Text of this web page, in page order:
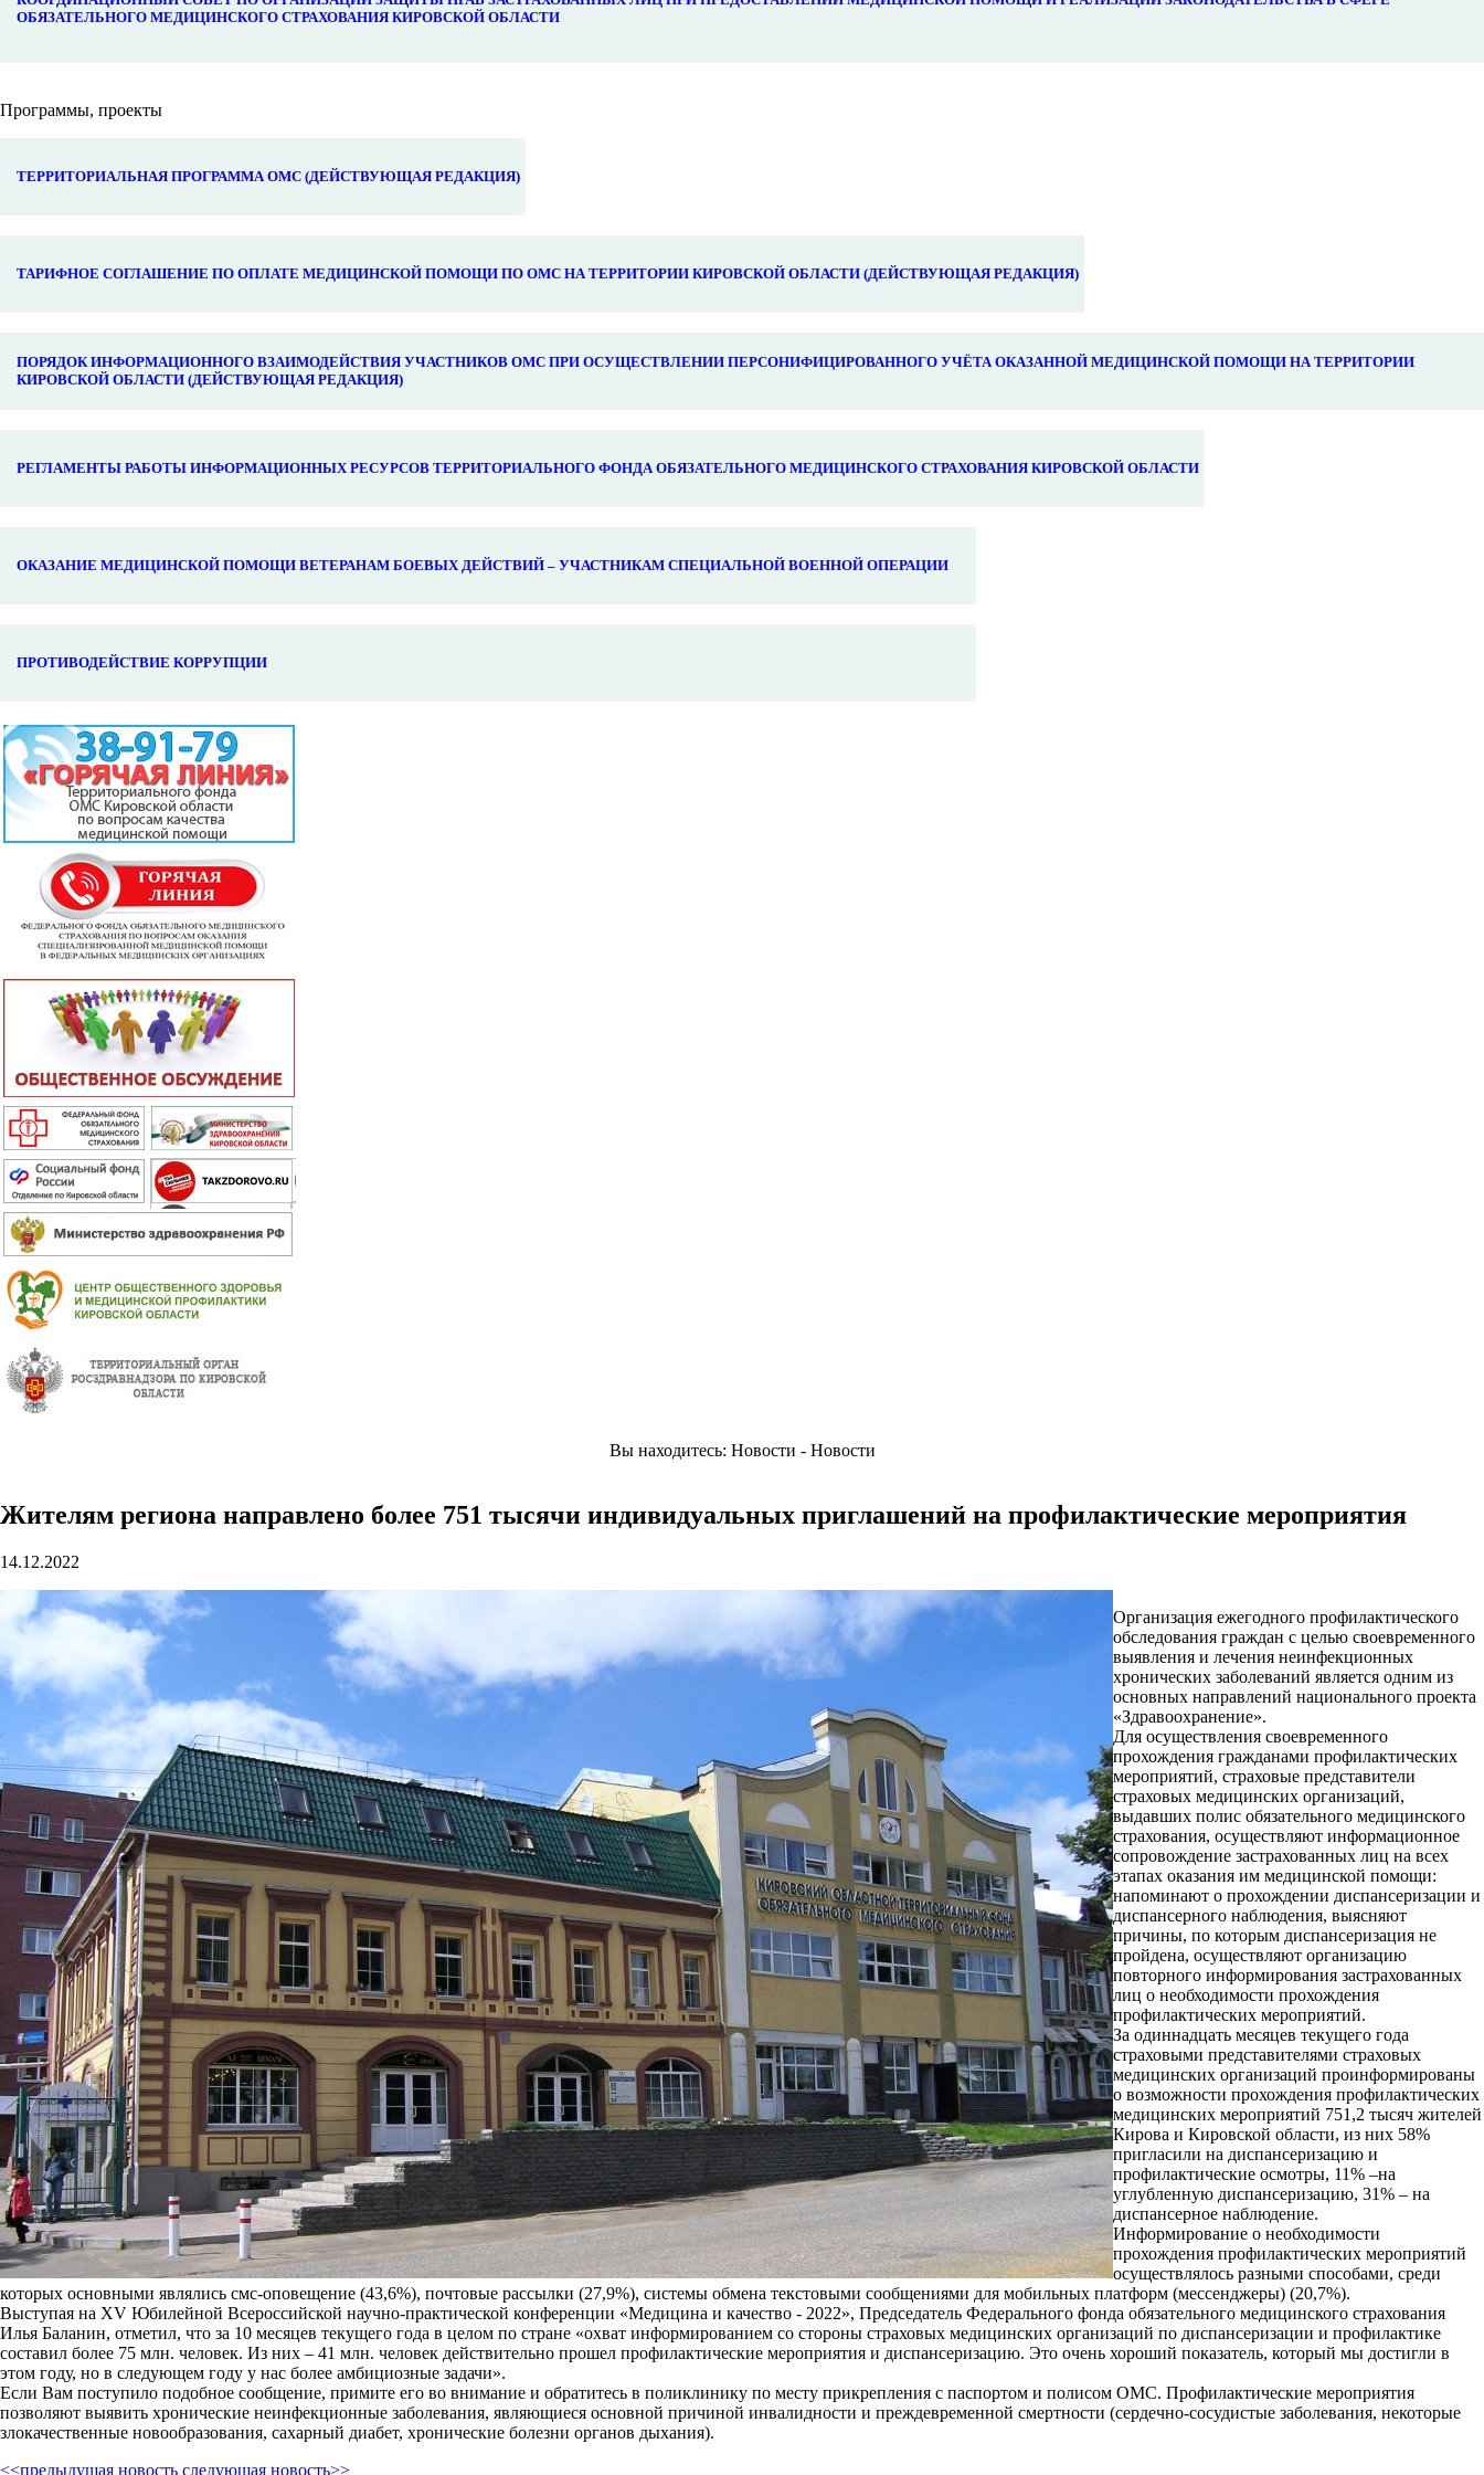
ОБЯЗАТЕЛЬНОГО МЕДИЦИНСКОГО СТРАХОВАНИЯ КИРОВСКОЙ ОБЛАСТИ
Программы, проекты
ТЕРРИТОРИАЛЬНАЯ ПРОГРАММА ОМС (ДЕЙСТВУЮЩАЯ РЕДАКЦИЯ)
ТАРИФНОЕ СОГЛАШЕНИЕ ПО ОПЛАТЕ МЕДИЦИНСКОЙ ПОМОЩИ ПО ОМС НА ТЕРРИТОРИИ КИРОВСКОЙ ОБЛАСТИ (ДЕЙСТВУЮЩАЯ РЕДАКЦИЯ)
ПОРЯДОК ИНФОРМАЦИОННОГО ВЗАИМОДЕЙСТВИЯ УЧАСТНИКОВ ОМС ПРИ ОСУЩЕСТВЛЕНИИ ПЕРСОНИФИЦИРОВАННОГО УЧЁТА ОКАЗАННОЙ МЕДИЦИНСКОЙ ПОМОЩИ НА ТЕРРИТОРИИ
КИРОВСКОЙ ОБЛАСТИ (ДЕЙСТВУЮЩАЯ РЕДАКЦИЯ)
РЕГЛАМЕНТЫ РАБОТЫ ИНФОРМАЦИОННЫХ РЕСУРСОВ ТЕРРИТОРИАЛЬНОГО ФОНДА ОБЯЗАТЕЛЬНОГО МЕДИЦИНСКОГО СТРАХОВАНИЯ КИРОВСКОЙ ОБЛАСТИ
ОКАЗАНИЕ МЕДИЦИНСКОЙ ПОМОЩИ ВЕТЕРАНАМ БОЕВЫХ ДЕЙСТВИЙ – УЧАСТНИКАМ СПЕЦИАЛЬНОЙ ВОЕННОЙ ОПЕРАЦИИ
ПРОТИВОДЕЙСТВИЕ КОРРУПЦИИ
Вы находитесь: Новости - Новости
Жителям региона направлено более 751 тысячи индивидуальных приглашений на профилактические мероприятия
14.12.2022
Организация ежегодного профилактического
обследования граждан с целью своевременного
выявления и лечения неинфекционных
хронических заболеваний является одним из
основных направлений национального проекта
«Здравоохранение».
Для осуществления своевременного
прохождения гражданами профилактических
мероприятий, страховые представители
страховых медицинских организаций,
выдавших полис обязательного медицинского
страхования, осуществляют информационное
сопровождение застрахованных лиц на всех
этапах оказания им медицинской помощи:
напоминают о прохождении диспансеризации и
диспансерного наблюдения, выясняют
причины, по которым диспансеризация не
пройдена, осуществляют организацию
повторного информирования застрахованных
лиц о необходимости прохождения
профилактических мероприятий.
За одиннадцать месяцев текущего года
страховыми представителями страховых
медицинских организаций проинформированы
о возможности прохождения профилактических
медицинских мероприятий 751,2 тысяч жителей
Кирова и Кировской области, из них 58%
пригласили на диспансеризацию и
профилактические осмотры, 11% –на
углубленную диспансеризацию, 31% – на
диспансерное наблюдение.
Информирование о необходимости
прохождения профилактических мероприятий
осуществлялось разными способами, среди
которых основными являлись смс-оповещение (43,6%), почтовые рассылки (27,9%), системы обмена текстовыми сообщениями для мобильных платформ (мессенджеры) (20,7%).
Выступая на XV Юбилейной Всероссийской научно-практической конференции «Медицина и качество - 2022», Председатель Федерального фонда обязательного медицинского страхования
Илья Баланин, отметил, что за 10 месяцев текущего года в целом по стране «охват информированием со стороны страховых медицинских организаций по диспансеризации и профилактике
составил более 75 млн. человек. Из них – 41 млн. человек действительно прошел профилактические мероприятия и диспансеризацию. Это очень хороший показатель, который мы достигли в
этом году, но в следующем году у нас более амбициозные задачи».
Если Вам поступило подобное сообщение, примите его во внимание и обратитесь в поликлинику по месту прикрепления с паспортом и полисом ОМС. Профилактические мероприятия
позволяют выявить хронические неинфекционные заболевания, являющиеся основной причиной инвалидности и преждевременной смертности (сердечно-сосудистые заболевания, некоторые
злокачественные новообразования, сахарный диабет, хронические болезни органов дыхания).
<<предыдущая новость следующая новость>>